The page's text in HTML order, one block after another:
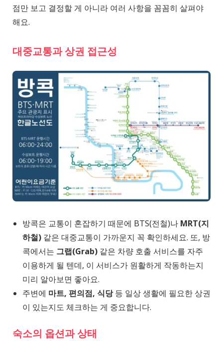
점만 보고 결정할 게 아니라 여러 사항을 꼼꼼히 살펴야
해요.
대중교통과 상권 접근성
방콕은 교통이 혼잡하기 때문에 BTS(전철)나 MRT(지
하철) 같은 대중교통이 가까운지 꼭 확인하세요. 또, 방
콕에서는 그랩(Grab) 같은 차량 호출 서비스를 자주
이용하게 될 텐데, 이 서비스가 원활하게 작동하는지
미리 알아보면 좋아요.
주변에 마트, 편의점, 식당등 일상 생활에 필요한 상권
이 있는지도 체크하는 게 중요합니다.
숙소의 옵션과 상태